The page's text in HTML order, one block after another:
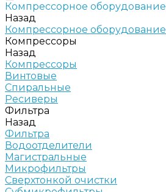
Компрессорное оборудование
Назад
Компрессорное оборудование
Компрессоры
Назад
Компрессоры
Винтовые
Спиральные
Ресиверы
Фильтра
Назад
Фильтра
Водоотделители
Магистральные
Микрофильтры
Сверхтонкой очистки